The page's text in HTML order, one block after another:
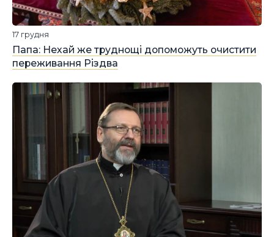
Папа: Нехай же труднощі допоможуть очистити
переживання Різдва
17 грудня